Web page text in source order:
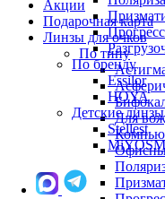
Акции
Подарочная карта
Линзы для очков
По типу
Для
По бренду
Essilor
HOYA
Детские линзы
Stellest